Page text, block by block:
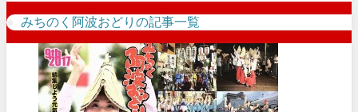
みちのく阿波おどりの記事一覧